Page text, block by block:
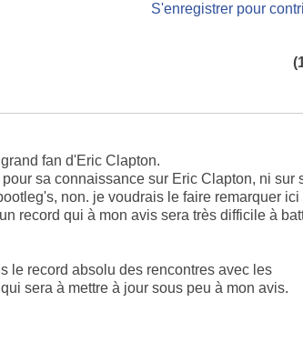
S'enregistrer pour
fan d'Eric Clapton.
sa connaissance sur Eric Clapton, ni sur
non. je voudrais le faire remarquer ici
record qui à mon avis sera très difficile à
le record absolu des rencontres avec les
sera à mettre à jour sous peu à mon avis.